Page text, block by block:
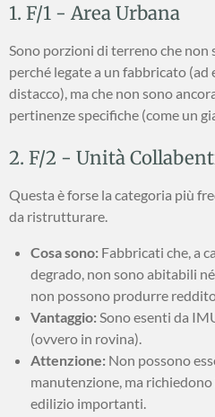
1. F/1 - Area Urbana
Sono porzioni di terreno che
perché legate a un fabbricato (ad
distacco), ma che non sono
pertinenze specifiche (come un
2. F/2 - Unità
Questa è forse la categoria più
da ristrutturare.
Cosa sono: Fabbricati che, a
degrado, non sono abitabili
non possono produrre
Vantaggio: Sono esenti da
(ovvero in rovina).
Attenzione: Non possono
manutenzione, ma
edilizio importanti.